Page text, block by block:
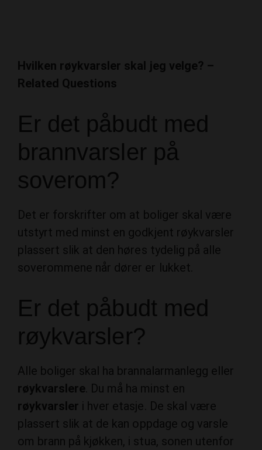
Hvilken røykvarsler skal jeg velge? –
Related Questions
Er det påbudt med
brannvarsler på
soverom?
Det er forskrifter om at boliger skal være
utstyrt med minst en godkjent røykvarsler
plassert slik at den høres tydelig på alle
soverommene når dører er lukket.
Er det påbudt med
røykvarsler?
Alle boliger skal ha brannalarmanlegg eller
røykvarslere . Du må ha minst en
røykvarsler i hver etasje. De skal være
plassert slik at de kan oppdage og varsle
om brann på kjøkken, i stua, sonen utenfor